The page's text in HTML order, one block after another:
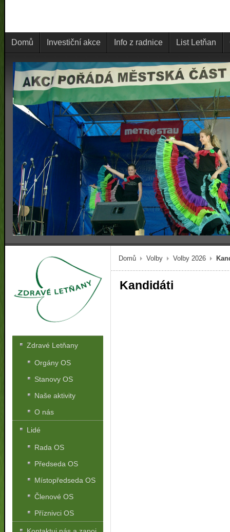
Domů Investiční akce Info z radnice List Letňan
Domů Volby Volby 2026
Kandidáti
Zdravé Letňany
Orgány OS
Stanovy OS
Naše aktivity
O nás
Lidé
Rada OS
Předseda OS
Místopředseda OS
Členové OS
Příznivci OS